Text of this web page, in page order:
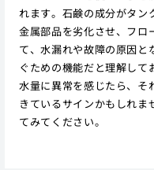
れます。石鹸の成分がタン
金属部品を劣化させ、フロ
て、水漏れや故障の原因と
ぐための機能だと理解し
水量に異常を感じたら、そ
きているサインかもしれ
てみてください。